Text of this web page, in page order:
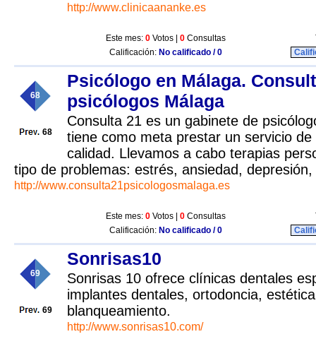
http://www.clinicaananke.es
Este mes: 0 Votos | 0 Consultas
Calificación: No calificado / 0
68
68
Psicólogo en Málaga.
psicólogos Málaga
Consulta 21 es un gabinete de
tiene como meta prestar un servicio
calidad. Llevamos a cabo terapias
tipo de problemas: estrés, ansiedad,
http://www.consulta21psicologosmalaga.es
Este mes: 0 Votos | 0 Consultas
Calificación: No calificado / 0
69
69
Sonrisas10
Sonrisas 10 ofrece clínicas dentales
implantes dentales, ortodoncia,
blanqueamiento.
http://www.sonrisas10.com/